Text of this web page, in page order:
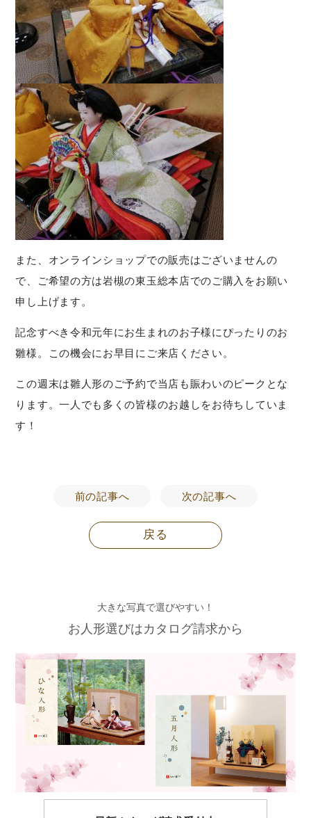
また、オンラインショップでの販売はございませんの
で、ご希望の方は岩槻の東玉総本店でのご購入をお願い
申し上げます。
記念すべき令和元年にお生まれのお子様にぴったりのお
雛様。この機会にお早目にご来店ください。
この週末は雛人形のご予約で当店も賑わいのピークとな
ります。一人でも多くの皆様のお越しをお待ちしていま
す！
前の記事へ 次の記事へ
戻る
大きな写真で選びやすい！
お人形選びはカタログ請求から